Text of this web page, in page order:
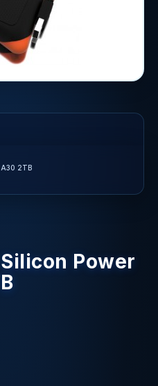
A30 2TB
Silicon Power